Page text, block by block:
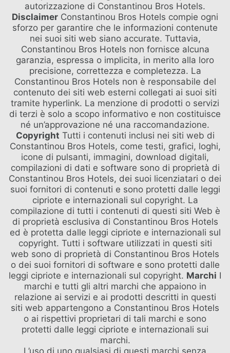
I NOSTRI HOTEL
OFFERTE
CLASSE ELITE
ELISIR SPA
MATRIMONI
ATTIVITÀ
RIUNIONI
CONTATTO
ONLINE CHECK-IN
autorizzazione di Constantinou Bros Hotels.
Disclaimer Constantinou Bros Hotels compie ogni
sforzo per garantire che le informazioni contenute
nei suoi siti web siano accurate. Tuttavia,
Constantinou Bros Hotels non fornisce alcuna
garanzia, espressa o implicita, in merito alla loro
precisione, correttezza e completezza. La
Constantinou Bros Hotels non è responsabile del
contenuto dei siti web esterni collegati ai suoi siti
tramite hyperlink. La menzione di prodotti o servizi
di terzi è solo a scopo informativo e non costituisce
né un’approvazione né una raccomandazione.
Copyright Tutti i contenuti inclusi nei siti web di
Constantinou Bros Hotels, come testi, grafici, loghi,
icone di pulsanti, immagini, download digitali,
compilazioni di dati e software sono di proprietà di
Constantinou Bros Hotels, dei suoi licenziatari o dei
suoi fornitori di contenuti e sono protetti dalle leggi
cipriote e internazionali sul copyright. La
compilazione di tutti i contenuti di questi siti Web è
di proprietà esclusiva di Constantinou Bros Hotels
ed è protetta dalle leggi cipriote e internazionali sul
copyright. Tutti i software utilizzati in questi siti
web sono di proprietà di Constantinou Bros Hotels
o dei suoi fornitori di software e sono protetti dalle
leggi cipriote e internazionali sul copyright. Marchi I
marchi e tutti gli altri marchi che appaiono in
relazione ai servizi e ai prodotti descritti in questi
siti web appartengono a Constantinou Bros Hotels
o ai rispettivi proprietari di tali marchi e sono
protetti dalle leggi cipriote e internazionali sui
marchi.
L’uso di uno qualsiasi di questi marchi senza